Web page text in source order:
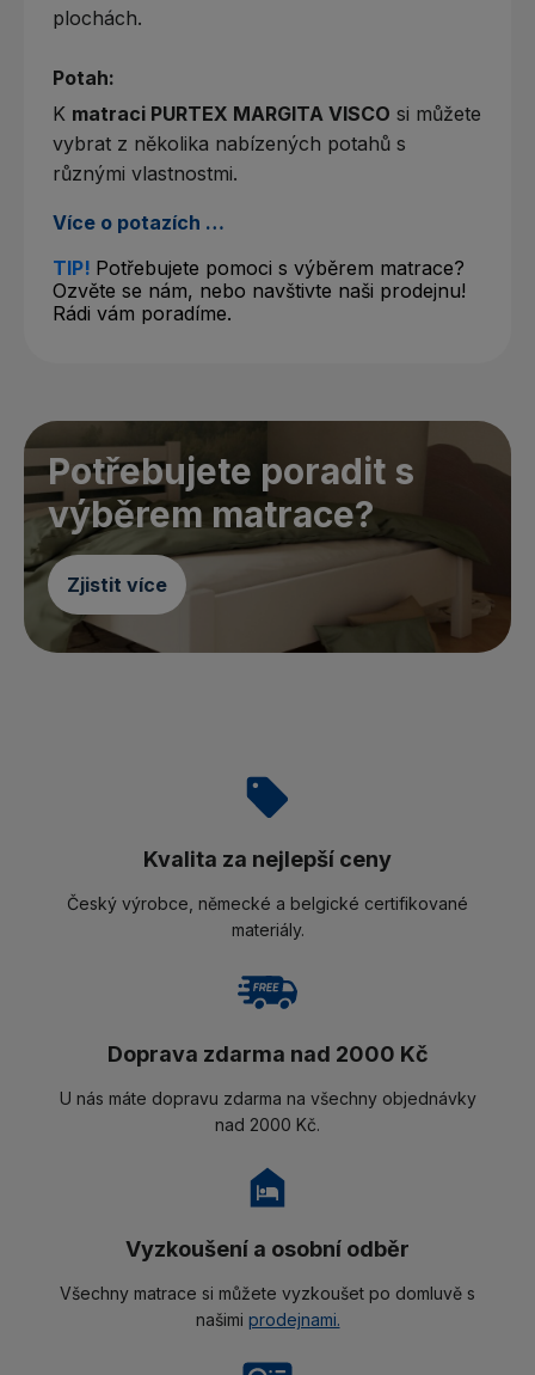
plochách.
Potah:
K matraci PURTEX MARGITA VISCO si můžete
vybrat z několika nabízených potahů s
různými vlastnostmi.
Více o potazích …
TIP! Potřebujete pomoci s výběrem matrace?
Ozvěte se nám, nebo navštivte naši prodejnu!
Rádi vám poradíme.
Potřebujete poradit s
výběrem matrace?
Zjistit více
Kvalita za nejlepší ceny
Český výrobce, německé a belgické certifikované
materiály.
Doprava zdarma nad 2000 Kč
U nás máte dopravu zdarma na všechny objednávky
nad 2000 Kč.
Vyzkoušení a osobní odběr
Všechny matrace si můžete vyzkoušet po domluvě s
našimi prodejnami.